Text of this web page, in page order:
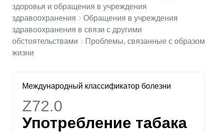
здоровья и обращения в учреждения
здравоохранения
Обращения в учреждения
здравоохранения в связи с другими
обстоятельствами
Проблемы, связанные с образом
жизни
Международный классификатор болезни
Z72.0
Употребление табака